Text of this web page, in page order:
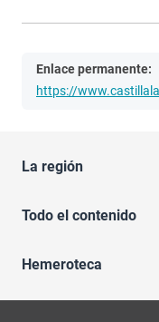
Enlace permanente:
https://
La región
Todo el contenido
Hemeroteca